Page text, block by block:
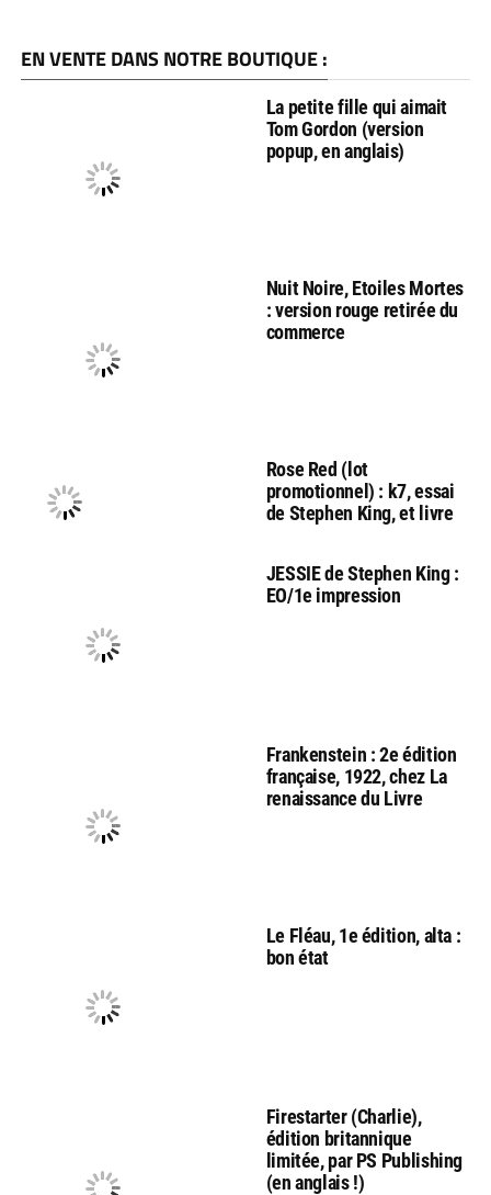
EN VENTE DANS NOTRE BOUTIQUE :
La petite fille qui aimait
Tom Gordon (version
popup, en anglais)
Nuit Noire, Etoiles Mortes
: version rouge retirée du
commerce
Rose Red (lot
promotionnel) : k7, essai
de Stephen King, et livre
JESSIE de Stephen King :
EO/1e impression
Frankenstein : 2e édition
française, 1922, chez La
renaissance du Livre
Le Fléau, 1e édition, alta :
bon état
Firestarter (Charlie),
édition britannique
limitée, par PS Publishing
(en anglais !)